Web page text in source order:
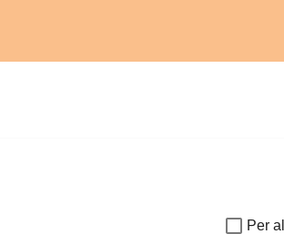
Per